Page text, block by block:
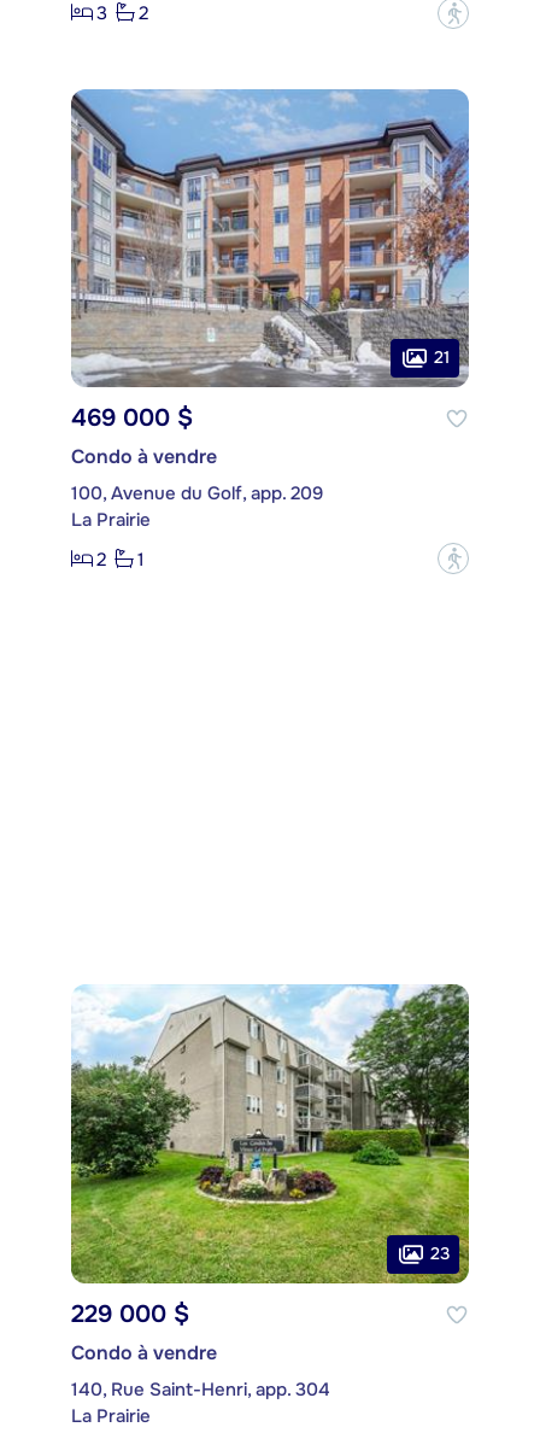
3
2 ?
21
469 000 $
Condo à vendre
100, Avenue du Golf, app. 209
La Prairie
2
1 ?
23
229 000 $
Condo à vendre
140, Rue Saint-Henri, app. 304
La Prairie